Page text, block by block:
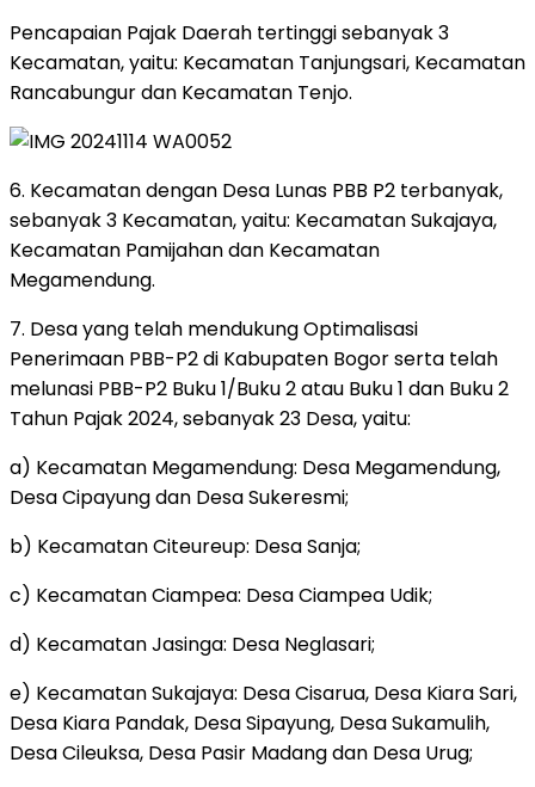
Pencapaian Pajak Daerah tertinggi sebanyak 3
Kecamatan, yaitu: Kecamatan Tanjungsari, Kecamatan
Rancabungur dan Kecamatan Tenjo.
6. Kecamatan dengan Desa Lunas PBB P2 terbanyak,
sebanyak 3 Kecamatan, yaitu: Kecamatan Sukajaya,
Kecamatan Pamijahan dan Kecamatan
Megamendung.
7. Desa yang telah mendukung Optimalisasi
Penerimaan PBB-P2 di Kabupaten Bogor serta telah
melunasi PBB-P2 Buku 1/Buku 2 atau Buku 1 dan Buku 2
Tahun Pajak 2024, sebanyak 23 Desa, yaitu:
a) Kecamatan Megamendung: Desa Megamendung,
Desa Cipayung dan Desa Sukeresmi;
b) Kecamatan Citeureup: Desa Sanja;
c) Kecamatan Ciampea: Desa Ciampea Udik;
d) Kecamatan Jasinga: Desa Neglasari;
e) Kecamatan Sukajaya: Desa Cisarua, Desa Kiara Sari,
Desa Kiara Pandak, Desa Sipayung, Desa Sukamulih,
Desa Cileuksa, Desa Pasir Madang dan Desa Urug;